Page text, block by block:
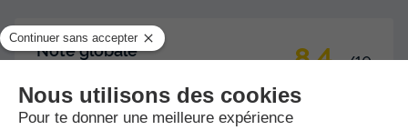
Note globale 8.4 /10
Les commentaires sont rédigés par nos clients après
leur séjour à l'établissement : Camping Almafra